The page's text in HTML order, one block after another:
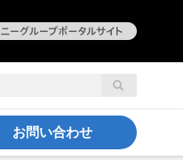
お問い合わせ